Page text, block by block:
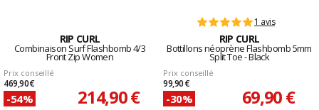
RIP CURL
Combinaison Surf Flashbomb 4/3
Front Zip Women
Prix conseillé
469,90 €
-54% 214,90 €
1 avis
RIP CURL
Bottillons néoprène Flashbomb 5mm
Split Toe - Black
Prix conseillé
99,90 €
-30% 69,90 €